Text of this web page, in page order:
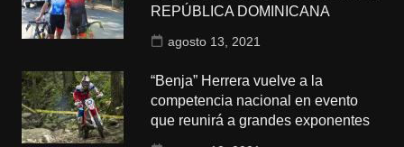
REPÚBLICA DOMINICANA
agosto 13, 2021
“Benja” Herrera vuelve a la
competencia nacional en evento
que reunirá a grandes exponentes